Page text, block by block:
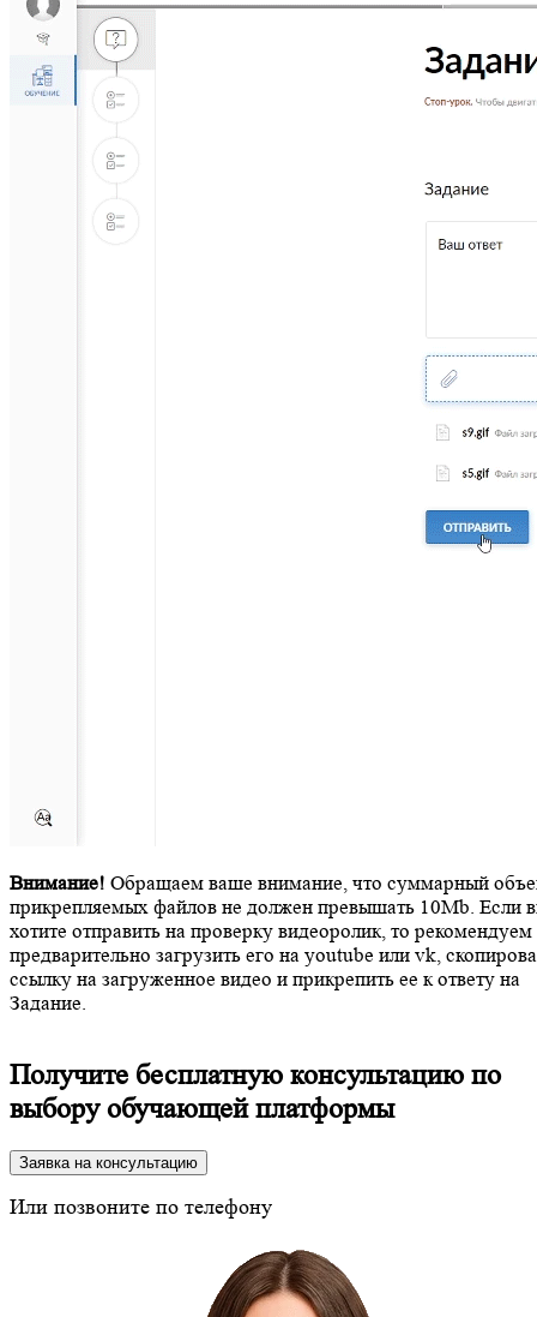
Внимание! Обращаем ваше внимание, что суммарный
прикрепляемых файлов не должен превышать 10Mb. Если
хотите отправить на проверку видеоролик, то рекомендуем
предварительно загрузить его на youtube или vk,
ссылку на загруженное видео и прикрепить ее к ответу на
Задание.
Получите бесплатную консультацию по
выбору обучающей платформы
Заявка на консультацию
Или позвоните по телефону